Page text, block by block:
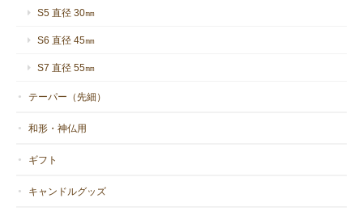
S5 直径 30㎜
S6 直径 45㎜
S7 直径 55㎜
テーパー（先細）
和形・神仏用
ギフト
キャンドルグッズ